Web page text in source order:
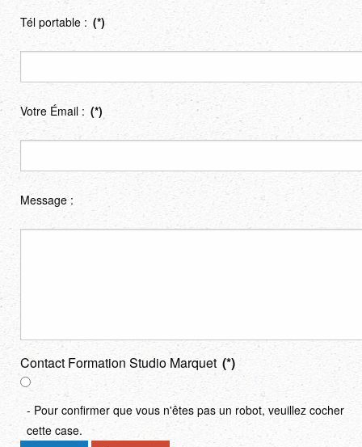
Tél portable : (*)
Votre Émail : (*)
Message :
Contact Formation Studio Marquet (*)
- Pour confirmer que vous n'êtes pas un robot, veuillez cocher
cette case.